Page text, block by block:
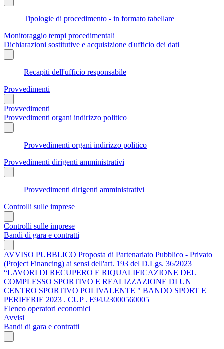
Tipologie di procedimento - in formato tabellare
Monitoraggio tempi procedimentali
Dichiarazioni sostitutive e acquisizione d'ufficio dei dati
Recapiti dell'ufficio responsabile
Provvedimenti
Provvedimenti
Provvedimenti organi indirizzo politico
Provvedimenti organi indirizzo politico
Provvedimenti dirigenti amministrativi
Provvedimenti dirigenti amministrativi
Controlli sulle imprese
Controlli sulle imprese
Bandi di gara e contratti
AVVISO PUBBLICO Proposta di Partenariato Pubblico - Privato
(Project Financing) ai sensi dell'art. 193 del D.Lgs. 36/2023
“LAVORI DI RECUPERO E RIQUALIFICAZIONE DEL
COMPLESSO SPORTIVO E REALIZZAZIONE DI UN
CENTRO SPORTIVO POLIVALENTE " BANDO SPORT E
PERIFERIE 2023 . CUP . E94J23000560005
Elenco operatori economici
Avvisi
Bandi di gara e contratti